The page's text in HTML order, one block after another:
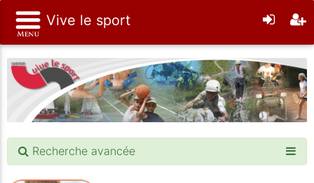
Vive le sport
Recherche avancée